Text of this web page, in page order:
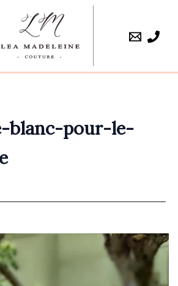
blanc-pour-le-